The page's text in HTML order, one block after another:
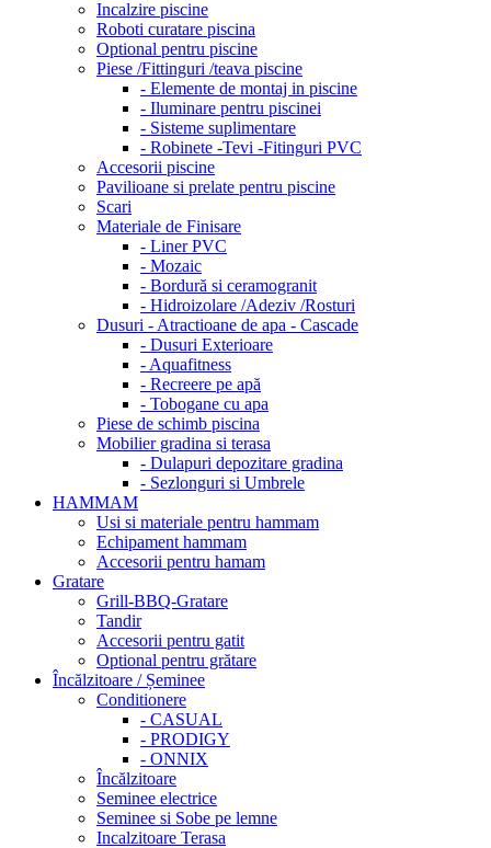
Incalzire piscine
Roboti curatare piscina
Optional pentru piscine
Piese /Fittinguri /teava piscine
- Elemente de montaj in piscine
- Iluminare pentru piscinei
- Sisteme suplimentare
- Robinete -Tevi -Fitinguri PVC
Accesorii piscine
Pavilioane si prelate pentru piscine
Scari
Materiale de Finisare
- Liner PVC
- Mozaic
- Bordură si ceramogranit
- Hidroizolare /Adeziv /Rosturi
Dusuri - Atractioane de apa - Cascade
- Dusuri Exterioare
- Aquafitness
- Recreere pe apă
- Tobogane cu apa
Piese de schimb piscina
Mobilier gradina si terasa
- Dulapuri depozitare gradina
- Sezlonguri si Umbrele
HAMMAM
Usi si materiale pentru hammam
Echipament hammam
Accesorii pentru hamam
Gratare
Grill-BBQ-Gratare
Tandir
Accesorii pentru gatit
Optional pentru grătare
Încălzitoare / Șeminee
Conditionere
- CASUAL
- PRODIGY
- ONNIX
Încălzitoare
Seminee electrice
Seminee si Sobe pe lemne
Incalzitoare Terasa